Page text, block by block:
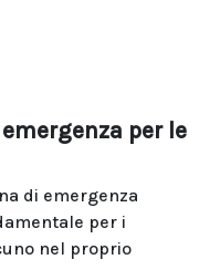
per le
di emergenza
per i
nel proprio